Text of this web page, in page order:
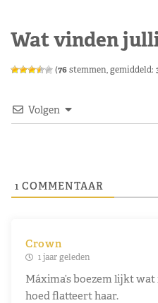
Wat vinden
(76stemmen, gemiddeld:
Volgen
1 COMMENTAAR
Crown
1 jaar geleden
Máxima’s boezem lijkt
hoed flatteert haar.